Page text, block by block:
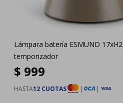
Lámpara batería ESMUND
temporizador
$ 999
HASTA12 CUOTAS | |